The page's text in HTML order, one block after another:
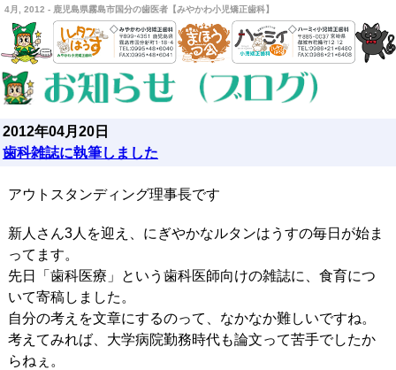
4月, 2012 - 鹿児島県霧島市国分の歯医者【みやかわ小児矯正歯科】
2012年04月20日
歯科雑誌に執筆しました
アウトスタンディング理事長です
新人さん3人を迎え、にぎやかなルタンはうすの毎日が始ま
ってます。
先日「歯科医療」という歯科医師向けの雑誌に、食育につ
いて寄稿しました。
自分の考えを文章にするのって、なかなか難しいですね。
考えてみれば、大学病院勤務時代も論文って苦手でしたか
らねぇ。